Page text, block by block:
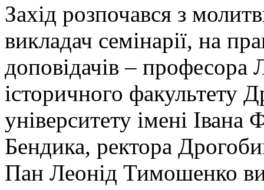
Захід розпочався з
викладач семінарії, на
доповідачів –
історичного факультету
університету імені
Бендика, ректора
Пан Леонід Тимошенко